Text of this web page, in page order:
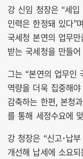
강 신임 청장은 “세
인력은 한정돼 있다”
국세청 본연의 업무
받는 국세청을 만들
그는 “본연의 업무인
역량을 더욱 집중해
감축하는 한편, 본청
를 통해 세정수요에
강 청장은 “신고･납
개선해 납세에 소요